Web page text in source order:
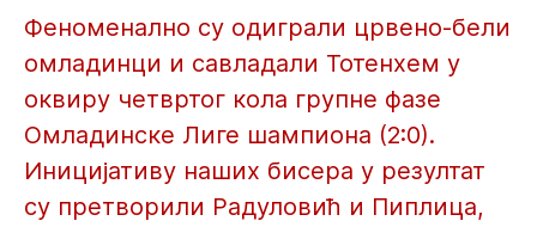
Феноменално су одиграли црвено-бели
омладинци и савладали Тотенхем у
оквиру четвртог кола групне фазе
Омладинске Лиге шампиона (2:0).
Иницијативу наших бисера у резултат
су претворили Радуловић и Пиплица,